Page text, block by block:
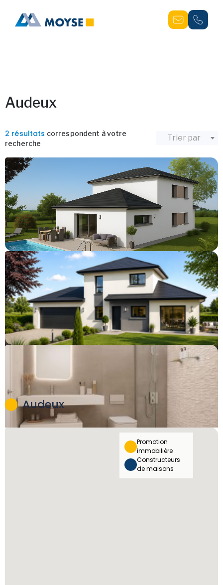
Promotion
immobilière
Constructeurs
de maisons
Audeux
2 résultats correspondent à votre
recherche
Trier par
Audeux 398 000 €
Audeux319 000 €